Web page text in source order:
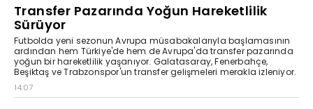
Transfer Pazarında Yoğun Hareketlilik
Sürüyor
Futbolda yeni sezonun Avrupa müsabakalarıyla başlamasının
ardından hem Türkiye'de hem de Avrupa'da transfer pazarında
yoğun bir hareketlilik yaşanıyor. Galatasaray, Fenerbahçe,
Beşiktaş ve Trabzonspor'un transfer gelişmeleri merakla izleniyor.
14:07